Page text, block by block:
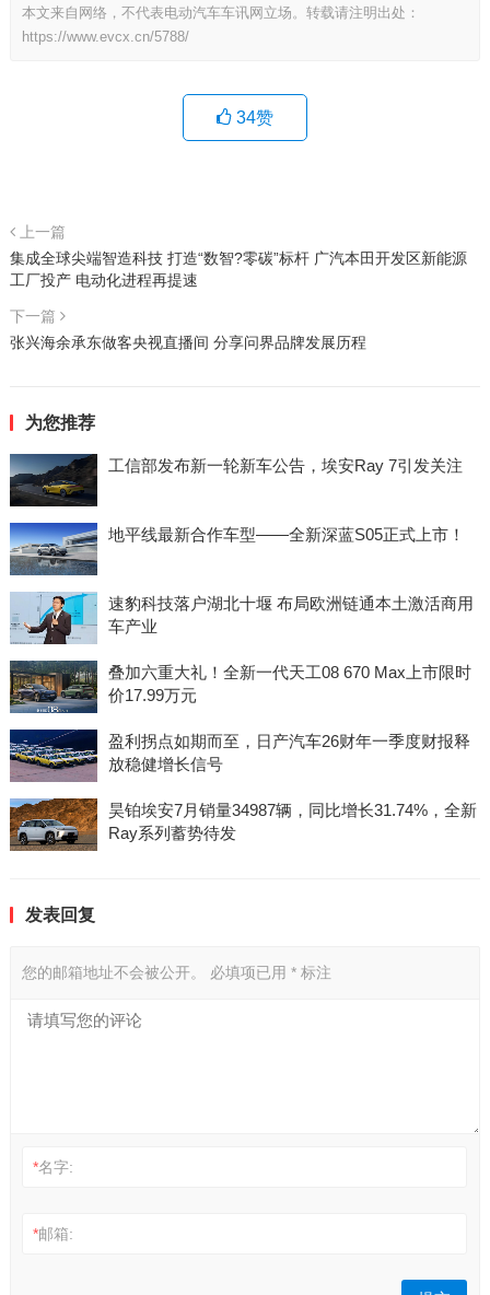
本文来自网络，不代表电动汽车车讯网立场。转载请注明出处：
https://www.evcx.cn/5788/
34赞
上一篇
集成全球尖端智造科技 打造“数智?零碳”标杆 广汽本田开发区新能源
工厂投产 电动化进程再提速
下一篇
张兴海余承东做客央视直播间 分享问界品牌发展历程
为您推荐
工信部发布新一轮新车公告，埃安Ray 7引发关注
地平线最新合作车型——全新深蓝S05正式上市！
速豹科技落户湖北十堰 布局欧洲链通本土激活商用
车产业
叠加六重大礼！全新一代天工08 670 Max上市限时
价17.99万元
盈利拐点如期而至，日产汽车26财年一季度财报释
放稳健增长信号
昊铂埃安7月销量34987辆，同比增长31.74%，全新
Ray系列蓄势待发
发表回复
您的邮箱地址不会被公开。 必填项已用 *标注
*名字:
*邮箱: